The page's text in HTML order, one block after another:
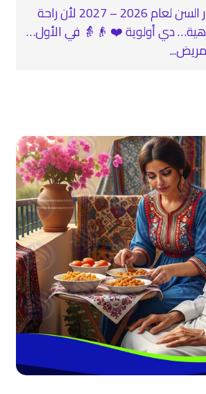
خدمات رعاية كبار السن لعام 2026 – 2027 لأن راحة
دي أولوية ❤️ 👴👵 في الأول…